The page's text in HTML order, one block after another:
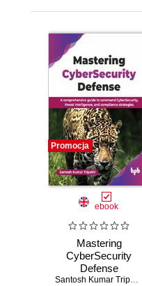
Promocja
ebook
Mastering
CyberSecurity
Defense
Santosh Kumar Tripathi